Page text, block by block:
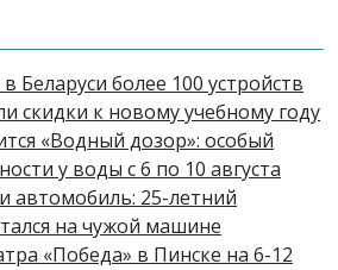
Беларуси более 100 устройств
скидки к новому учебному году
«Водный дозор»: особый
у воды с 6 по 10 августа
автомобиль: 25-летний
на чужой машине
«Победа» в Пинске на 6-12